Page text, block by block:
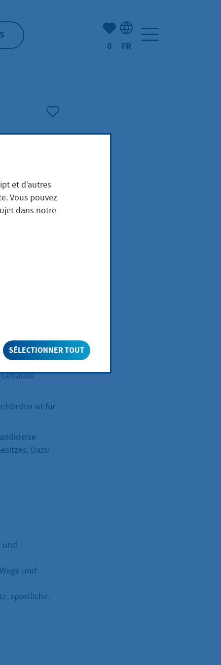
Nombre d'éléments mis en
0 FR
Lie
ist für
Dazu
und
sportliche,
et d’autres
Vous pouvez
dans notre
SÉLECTIONNER TOUT